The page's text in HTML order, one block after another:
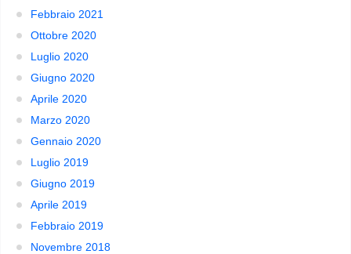
Febbraio 2021
Ottobre 2020
Luglio 2020
Giugno 2020
Aprile 2020
Marzo 2020
Gennaio 2020
Luglio 2019
Giugno 2019
Aprile 2019
Febbraio 2019
Novembre 2018